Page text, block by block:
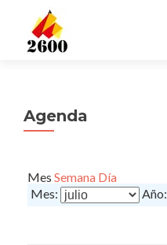
Agenda
Mes Semana Día
Mes:
Año: